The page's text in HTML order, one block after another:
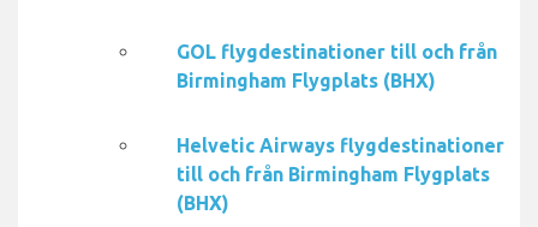
GOL flygdestinationer till och från
Birmingham Flygplats (BHX)
Helvetic Airways flygdestinationer
till och från Birmingham Flygplats
(BHX)